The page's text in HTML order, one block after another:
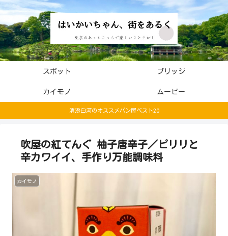
スポット ブリッジ
カイモノ ムービー
清澄白河のオススメパン屋ベスト20
吹屋の紅てんぐ 柚子唐辛子／ピリリと
辛カワイイ、手作り万能調味料
カイモノ